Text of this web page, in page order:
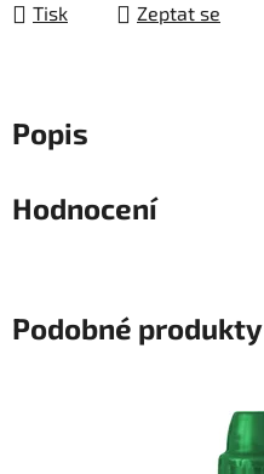
Tisk Zeptat se
Popis
Hodnocení
Podobné produkty